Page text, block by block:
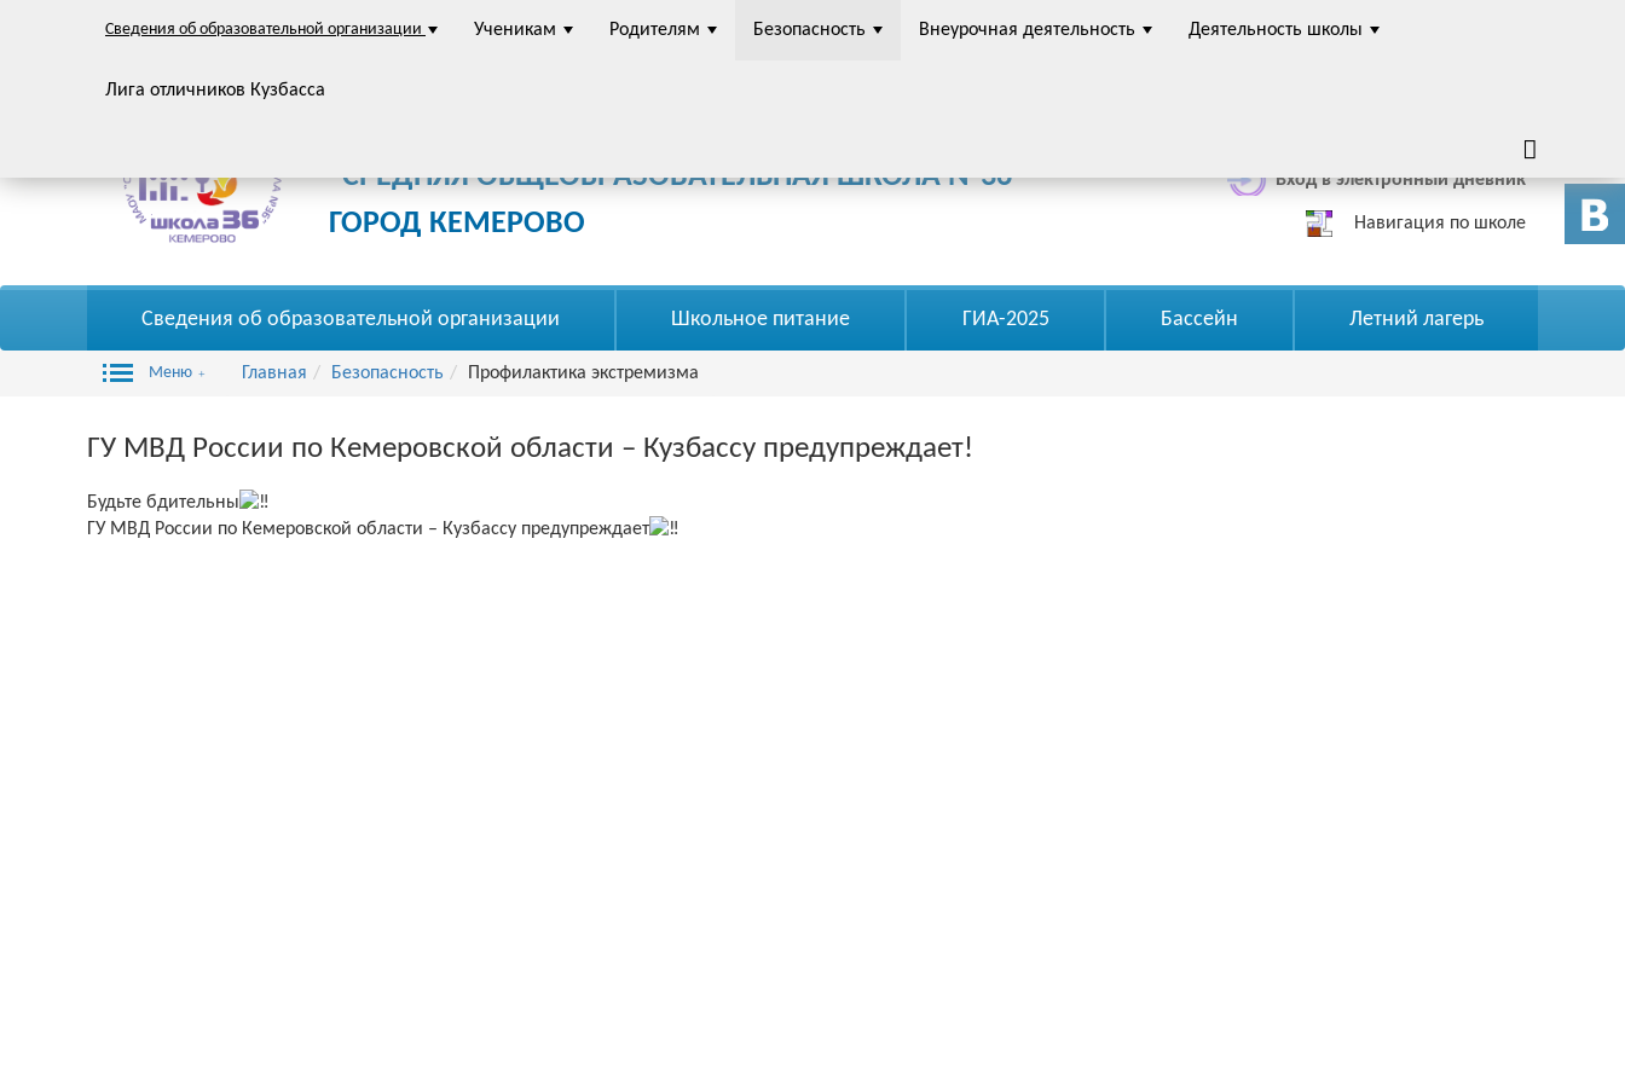
Сведения об образовательной организации Ученикам Родителям Безопасность Внеурочная деятельность Деятельность школы
Лига отличников Кузбасса
"СРЕДНЯЯ ОБЩЕОБРАЗОВАТЕЛЬНАЯ ШКОЛА №36"
ГОРОД КЕМЕРОВО
Вход в электронный дневник
Навигация по школе
Сведения об образовательной организации Школьное питание ГИА-2025 Бассейн Летний лагерь
Меню Главная Безопасность Профилактика экстремизма
ГУ МВД России по Кемеровской области – Кузбассу предупреждает!
Будьте бдительны
ГУ МВД России по Кемеровской области – Кузбассу предупреждает